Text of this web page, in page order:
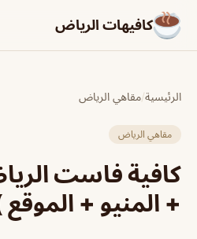
كافيهات الرياض
الرئيسية/مقاهي الرياض
مقاهي الرياض
كافية فاست
+ المنيو + الموقع